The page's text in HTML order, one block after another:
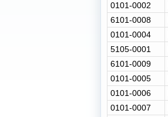
0101-0002
6101-0008
0101-0004
5105-0001
6101-0009
0101-0005
0101-0006
0101-0007